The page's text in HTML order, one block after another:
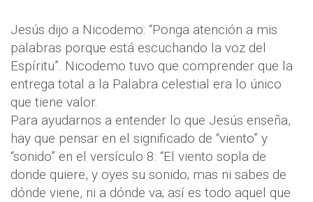
Jesús dijo a Nicodemo: “Ponga atención a mis
palabras porque está escuchando la voz del
Espíritu”. Nicodemo tuvo que comprender que la
entrega total a la Palabra celestial era lo único
que tiene valor.
Para ayudarnos a entender lo que Jesús enseña,
hay que pensar en el significado de “viento” y
“sonido” en el versículo 8: “El viento sopla de
donde quiere, y oyes su sonido; mas ni sabes de
dónde viene, ni a dónde va; así es todo aquel que